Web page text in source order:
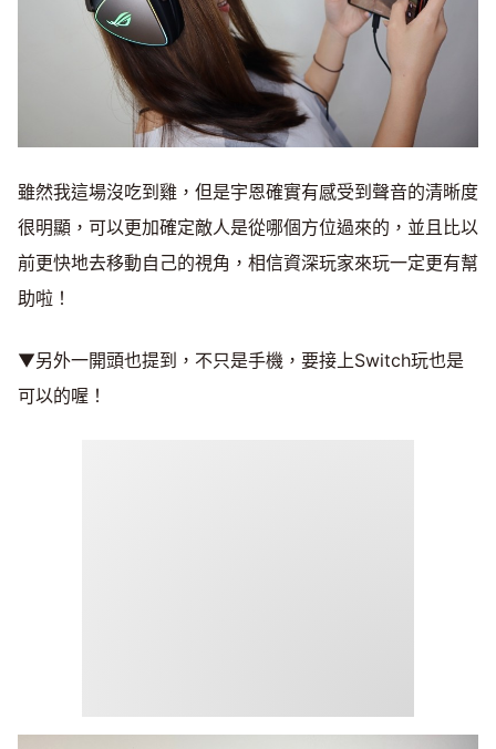
雖然我這場沒吃到雞，但是宇恩確實有感受到聲音的清晰度
很明顯，可以更加確定敵人是從哪個方位過來的，並且比以
前更快地去移動自己的視角，相信資深玩家來玩一定更有幫
助啦！
▼另外一開頭也提到，不只是手機，要接上Switch玩也是
可以的喔！